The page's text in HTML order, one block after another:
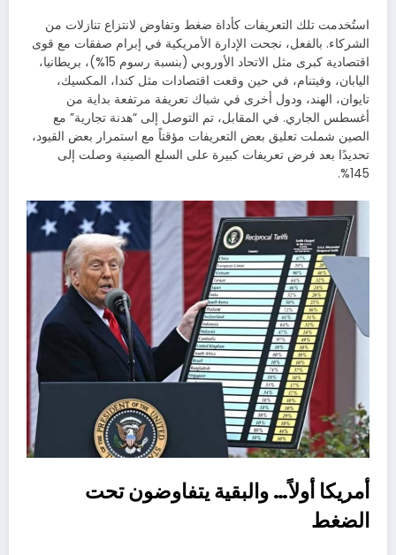
استُخدمت تلك التعريفات كأداة ضغط وتفاوض لانتزاع تنازلات من
الشركاء. بالفعل، نجحت الإدارة الأمريكية في إبرام صفقات مع قوى
اقتصادية كبرى مثل الاتحاد الأوروبي (بنسبة رسوم 15%)، بريطانيا،
اليابان، وفيتنام، في حين وقعت اقتصادات مثل كندا، المكسيك،
تايوان، الهند، ودول أخرى في شباك تعريفة مرتفعة بداية من
أغسطس الجاري. في المقابل، تم التوصل إلى “هدنة تجارية” مع
الصين شملت تعليق بعض التعريفات مؤقتاً مع استمرار بعض القيود،
تحديدًا بعد فرض تعريفات كبيرة على السلع الصينية وصلت إلى
145%.
أمريكا أولاً… والبقية يتفاوضون تحت
الضغط